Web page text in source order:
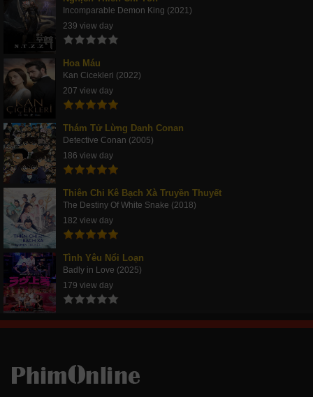
Incomparable Demon King (2021)
239 view day
Hoa Máu
Kan Cicekleri (2022)
207 view day
Thám Tử Lừng Danh Conan
Detective Conan (2005)
186 view day
Thiên Chi Kê Bạch Xà Truyền Thuyết
The Destiny Of White Snake (2018)
182 view day
Tình Yêu Nổi Loạn
Badly in Love (2025)
179 view day